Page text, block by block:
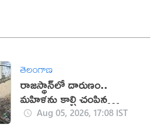
తెలంగాణ
రాజస్థాన్‌లో దారుణం..
మహిళను కాల్చి చంపిన
యువకుడు (వీడియో)
Aug 05, 2026, 17:08 IST